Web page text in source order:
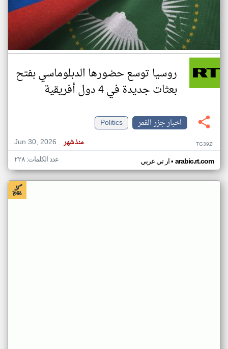
روسيا توسع حضورها الدبلوماسي بفتح
بعثات جديدة في 4 دول أفريقية
اخبار جزر القمر
Politics
Jun 30, 2026
منذ شهر TG39ZI
ار تي عربي• arabic.rt.com عدد الكلمات: ٢٢٨